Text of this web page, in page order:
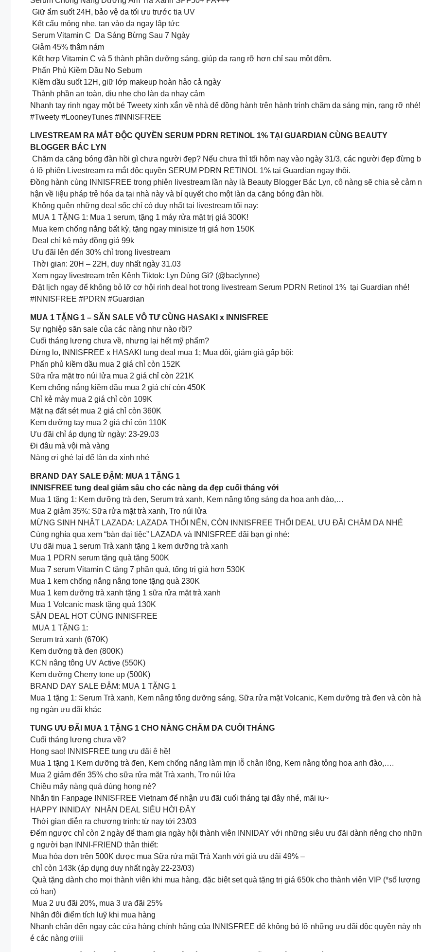
Giữ ẩm suốt 24H, bảo vệ da tối ưu trước tia UV
Kết cấu mỏng nhẹ, tan vào da ngay lập tức
Serum Vitamin C Da Sáng Bừng Sau 7 Ngày
Giảm 45% thâm nám
Kết hợp Vitamin C và 5 thành phần dưỡng sáng, giúp da rạng rỡ hơn chỉ sau một đêm.
Phấn Phủ Kiềm Dầu No Sebum
Kiềm dầu suốt 12H, giữ lớp makeup hoàn hảo cả ngày
Thành phần an toàn, dịu nhẹ cho làn da nhạy cảm
Nhanh tay rinh ngay một bé Tweety xinh xắn về nhà để đồng hành trên hành trình chăm da sáng mịn, rạng rỡ nhé!
#Tweety #LooneyTunes #INNISFREE
LIVESTREAM RA MẮT ĐỘC QUYỀN SERUM PDRN RETINOL 1% TẠI GUARDIAN CÙNG BEAUTY
BLOGGER BÁC LYN
Chăm da căng bóng đàn hồi gì chưa người đẹp? Nếu chưa thì tối hôm nay vào ngày 31/3, các người đẹp đừng b
ỏ lỡ phiên Livestream ra mắt độc quyền SERUM PDRN RETINOL 1% tại Guardian ngay thôi.
Đồng hành cùng INNISFREE trong phiên livestream lần này là Beauty Blogger Bác Lyn, cô nàng sẽ chia sẻ cảm n
hận về liệu pháp trẻ hóa da tại nhà này và bí quyết cho một làn da căng bóng đàn hồi.
Không quên những deal sốc chỉ có duy nhất tại livestream tối nay:
MUA 1 TẶNG 1: Mua 1 serum, tặng 1 máy rửa mặt trị giá 300K!
Mua kem chống nắng bất kỳ, tặng ngay minisize trị giá hơn 150K
Deal chì kẻ mày đồng giá 99k
Ưu đãi lên đến 30% chỉ trong livestream
Thời gian: 20H – 22H, duy nhất ngày 31.03
Xem ngay livestream trên Kênh Tiktok: Lyn Dùng Gì? (@baclynne)
Đặt lịch ngay để không bỏ lỡ cơ hội rinh deal hot trong livestream Serum PDRN Retinol 1% tại Guardian nhé!
#INNISFREE #PDRN #Guardian
MUA 1 TẶNG 1 – SĂN SALE VÔ TƯ CÙNG HASAKI x INNISFREE
Sự nghiệp săn sale của các nàng như nào rồi?
Cuối tháng lương chưa về, nhưng lại hết mỹ phẩm?
Đừng lo, INNISFREE x HASAKI tung deal mua 1; Mua đôi, giảm giá gấp bội:
Phấn phủ kiềm dầu mua 2 giá chỉ còn 152K
Sữa rửa mặt tro núi lửa mua 2 giá chỉ còn 221K
Kem chống nắng kiềm dầu mua 2 giá chỉ còn 450K
Chỉ kẻ mày mua 2 giá chỉ còn 109K
Mặt nạ đất sét mua 2 giá chỉ còn 360K
Kem dưỡng tay mua 2 giá chỉ còn 110K
Ưu đãi chỉ áp dụng từ ngày: 23-29.03
Đi đâu mà vội mà vàng
Nàng ơi ghé lại để làn da xinh nhé
BRAND DAY SALE ĐẬM: MUA 1 TẶNG 1
INNISFREE tung deal giảm sâu cho các nàng da đẹp cuối tháng với
Mua 1 tặng 1: Kem dưỡng trà đen, Serum trà xanh, Kem nâng tông sáng da hoa anh đào,…
Mua 2 giảm 35%: Sữa rửa mặt trà xanh, Tro núi lửa
MỪNG SINH NHẬT LAZADA: LAZADA THỔI NẾN, CÒN INNISFREE THỔI DEAL ƯU ĐÃI CHĂM DA NHÉ
Cùng nghía qua xem “bàn đại tiệc” LAZADA và INNISFREE đãi bạn gì nhé:
Ưu dãi mua 1 serum Trà xanh tặng 1 kem dưỡng trà xanh
Mua 1 PDRN serum tặng quà tặng 500K
Mua 7 serum Vitamin C tặng 7 phần quà, tổng trị giá hơn 530K
Mua 1 kem chống nắng nâng tone tặng quà 230K
Mua 1 kem dưỡng trà xanh tặng 1 sữa rửa mặt trà xanh
Mua 1 Volcanic mask tặng quà 130K
SĂN DEAL HOT CÙNG INNISFREE
MUA 1 TẶNG 1:
Serum trà xanh (670K)
Kem dưỡng trà đen (800K)
KCN nâng tông UV Active (550K)
Kem dưỡng Cherry tone up (500K)
BRAND DAY SALE ĐẬM: MUA 1 TẶNG 1
Mua 1 tặng 1: Serum Trà xanh, Kem nâng tông dưỡng sáng, Sữa rửa mặt Volcanic, Kem dưỡng trà đen và còn hà
ng ngàn ưu đãi khác
TUNG ƯU ĐÃI MUA 1 TẶNG 1 CHO NÀNG CHĂM DA CUỐI THÁNG
Cuối tháng lương chưa về?
Hong sao! INNISFREE tung ưu đãi ê hề!
Mua 1 tặng 1 Kem dưỡng trà đen, Kem chống nắng làm mịn lỗ chân lông, Kem nâng tông hoa anh đào,….
Mua 2 giảm đến 35% cho sữa rửa mặt Trà xanh, Tro núi lửa
Chiều mấy nàng quá đúng hong nè?
Nhắn tin Fanpage INNISFREE Vietnam để nhận ưu đãi cuối tháng tại đây nhé, mãi iu~
HAPPY INNIDAY NHẬN DEAL SIÊU HỜI ĐÂY
Thời gian diễn ra chương trình: từ nay tới 23/03
Đếm ngược chỉ còn 2 ngày để tham gia ngày hội thành viên INNIDAY với những siêu ưu đãi dành riêng cho nhữn
g người bạn INNI-FRIEND thân thiết:
Mua hóa đơn trên 500K được mua Sữa rửa mặt Trà Xanh với giá ưu đãi 49% –
chỉ còn 143k (áp dụng duy nhất ngày 22-23/03)
Quà tặng dành cho mọi thành viên khi mua hàng, đặc biệt set quà tặng trị giá 650k cho thành viên VIP (*số lượng
có hạn)
Mua 2 ưu đãi 20%, mua 3 ưa đãi 25%
Nhân đôi điểm tích luỹ khi mua hàng
Nhanh chân đến ngay các cửa hàng chính hãng của INNISFREE để không bỏ lỡ những ưu đãi độc quyền này nh
é các nàng ơiiii